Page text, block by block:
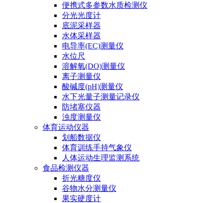
便携式多参数水质检测仪
分光光度计
底泥采样器
水体采样器
电导率(EC)测量仪
水位尺
溶解氧(DO)测量仪
离子测量仪
酸碱度(pH)测量仪
水下光量子测量记录仪
防堵塞仪器
浊度测量仪
体育运动仪器
划船数据仪
体育训练手持气象仪
人体运动生理监测系统
食品检测仪器
折光糖度仪
谷物水分测量仪
果实硬度计